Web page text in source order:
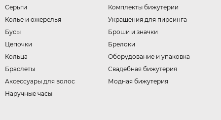
Серьги
Колье и ожерелья
Бусы
Цепочки
Кольца
Браслеты
Аксессуары для волос
Наручные часы
Комплекты бижутерии
Украшения для пирсинга
Броши и значки
Брелоки
Оборудование и упаковка
Свадебная бижутерия
Модная бижутерия